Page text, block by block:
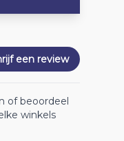
een review
of beoordeel
winkels